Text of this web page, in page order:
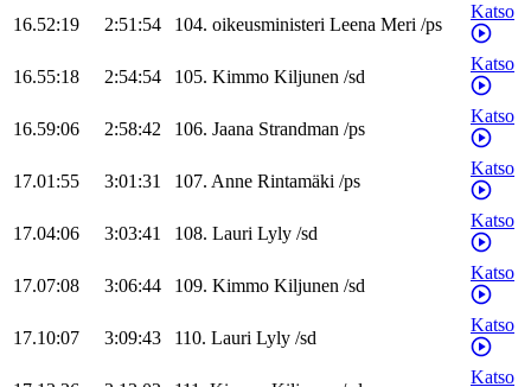
16.52:19 2:51:54 104. oikeusministeri Leena Meri /ps
Katso
16.55:18 2:54:54 105. Kimmo Kiljunen /sd
Katso
16.59:06 2:58:42 106. Jaana Strandman /ps
Katso
17.01:55 3:01:31 107. Anne Rintamäki /ps
Katso
17.04:06 3:03:41 108. Lauri Lyly /sd
Katso
17.07:08 3:06:44 109. Kimmo Kiljunen /sd
Katso
17.10:07 3:09:43 110. Lauri Lyly /sd
Katso
Katso